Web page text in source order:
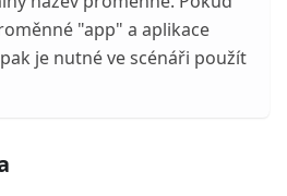
"app" a aplikace
pak je nutné ve scénáři použít